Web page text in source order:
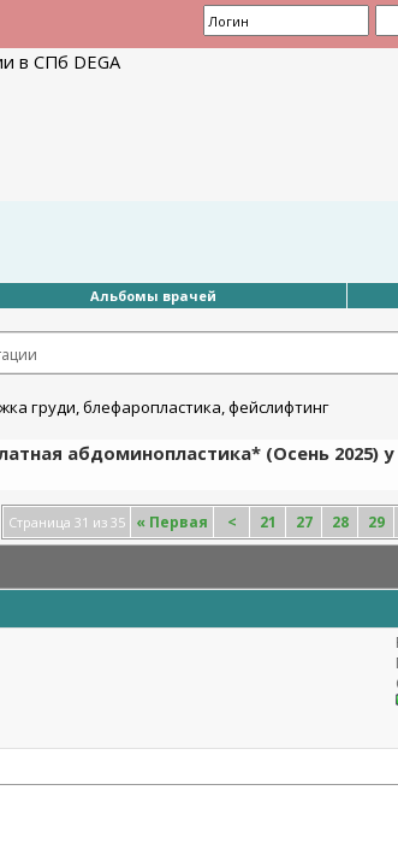
Альбомы врачей
абдоминопластика* (Осень 2025) у
Страница 31 из 35 « Первая < 21 27 28 29